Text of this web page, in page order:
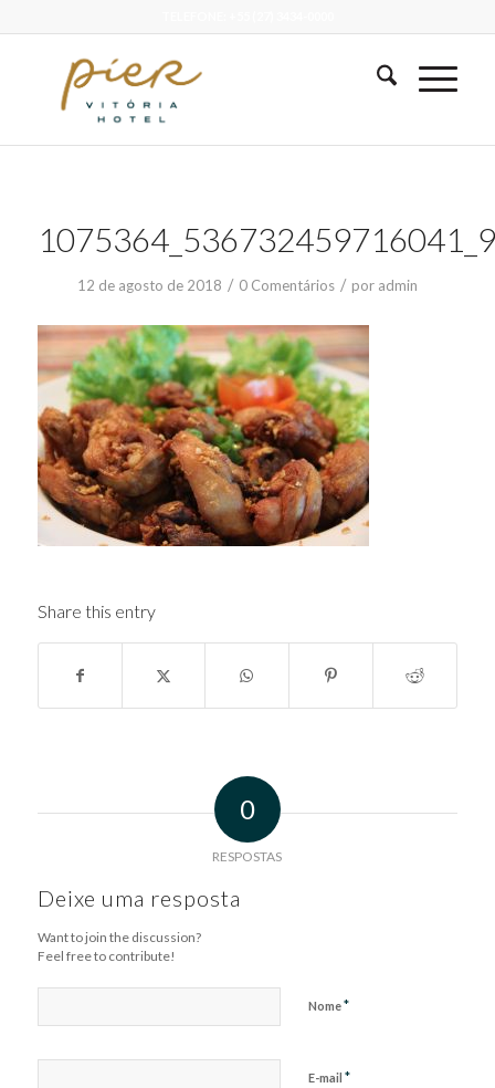
12 de agosto de 2018 / 0 Comentários / por admin
Share this entry
0
RESPOSTAS
Deixe uma resposta
Want to join the discussion?
Feel free to contribute!
Nome*
E-mail *